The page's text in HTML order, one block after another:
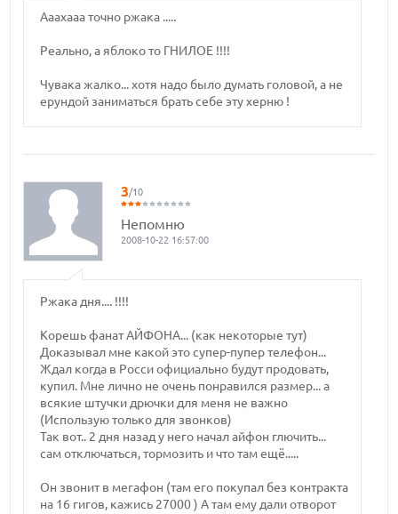
Ааахааа точно ржака .....
Реально, а яблоко то ГНИЛОЕ !!!!
Чувака жалко... хотя надо было думать головой, а не
ерундой заниматься брать себе эту херню !
3/10
Непомню
2008-10-22 16:57:00
Ржака дня.... !!!!
Корешь фанат АЙФОНА... (как некоторые тут)
Доказывал мне какой это супер-пупер телефон...
Ждал когда в Росси официально будут продовать,
купил. Мне лично не очень понравился размер... а
всякие штучки дрючки для меня не важно
(Использую только для звонков)
Так вот.. 2 дня назад у него начал айфон глючить...
сам отключаться, тормозить и что там ещё.....
Он звонит в мегафон (там его покупал без контракта
на 16 гигов, кажись 27000 ) А там ему дали отворот